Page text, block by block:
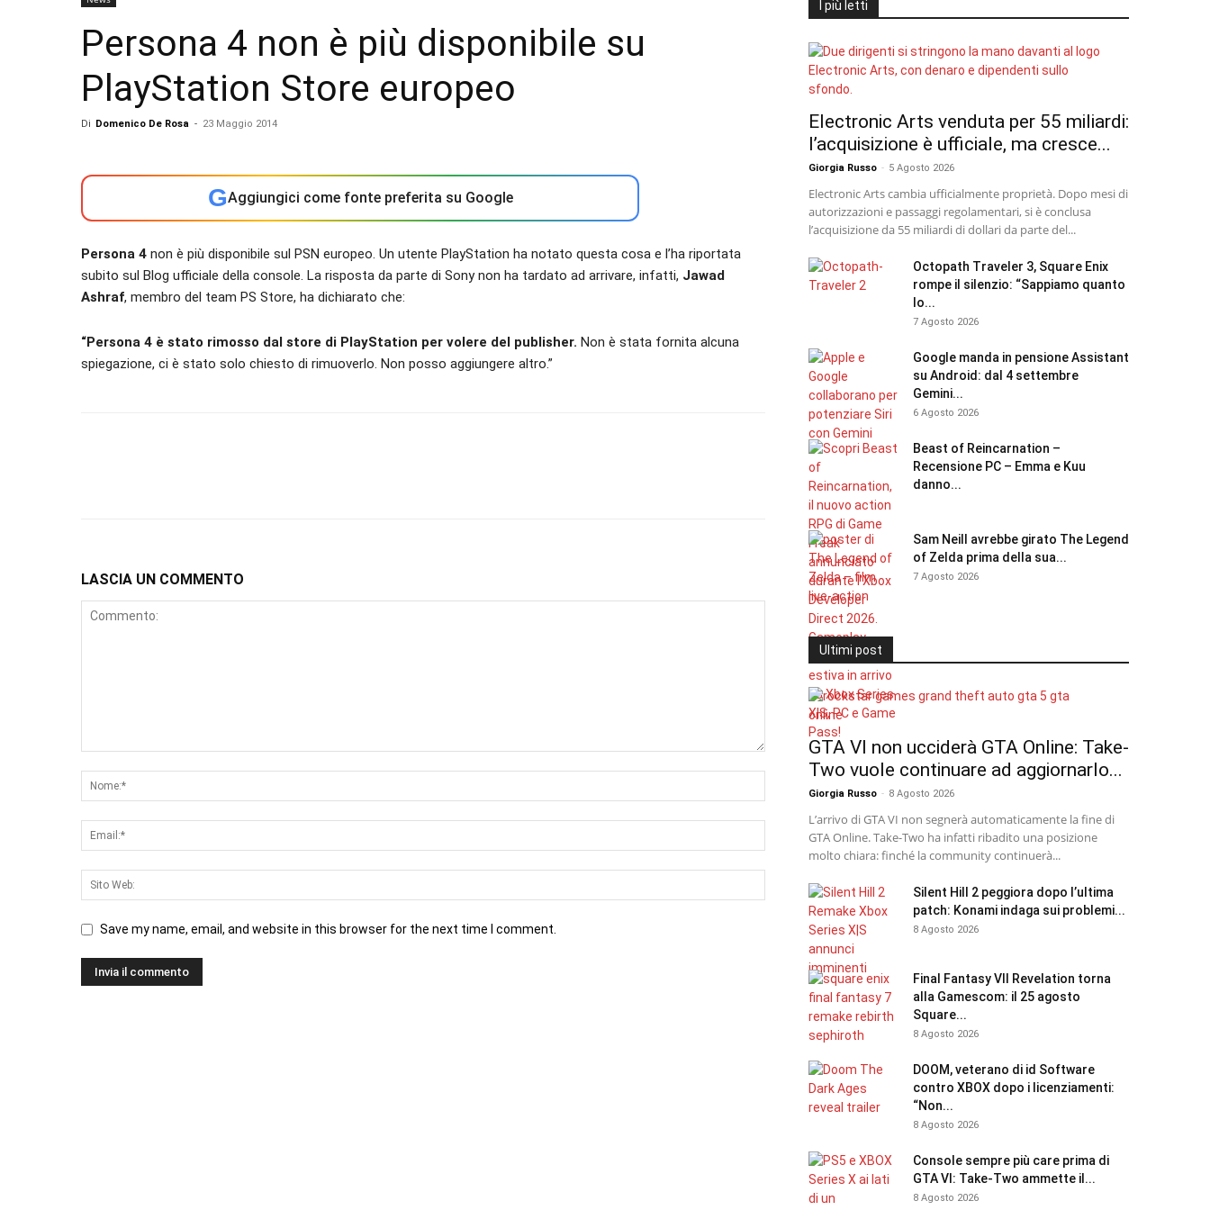
Persona 4 non è più disponibile su
PlayStation Store europeo
Di Domenico De Rosa - 23 Maggio 2014
GAggiungici come fonte preferita su Google
Persona 4 non è più disponibile sul PSN europeo. Un utente PlayStation ha notato questa cosa e l’ha riportata
subito sul Blog ufficiale della console. La risposta da parte di Sony non ha tardato ad arrivare, infatti, Jawad
Ashraf, membro del team PS Store, ha dichiarato che:
“Persona 4 è stato rimosso dal store di PlayStation per volere del publisher. Non è stata fornita alcuna
spiegazione, ci è stato solo chiesto di rimuoverlo. Non posso aggiungere altro.”
LASCIA UN COMMENTO
Save my name, email, and website in this browser for the next time I comment.
I più letti
Electronic Arts venduta per 55 miliardi:
l’acquisizione è ufficiale, ma cresce...
Giorgia Russo - 5 Agosto 2026
Electronic Arts cambia ufficialmente proprietà. Dopo mesi di
autorizzazioni e passaggi regolamentari, si è conclusa
l’acquisizione da 55 miliardi di dollari da parte del...
Octopath Traveler 3, Square Enix
rompe il silenzio: “Sappiamo quanto
lo...
7 Agosto 2026
Google manda in pensione Assistant
su Android: dal 4 settembre
Gemini...
6 Agosto 2026
Beast of Reincarnation –
Recensione PC – Emma e Kuu
danno...
Sam Neill avrebbe girato The Legend
of Zelda prima della sua...
7 Agosto 2026
Ultimi post
GTA VI non ucciderà GTA Online: Take-
Two vuole continuare ad aggiornarlo...
Giorgia Russo - 8 Agosto 2026
L’arrivo di GTA VI non segnerà automaticamente la fine di
GTA Online. Take-Two ha infatti ribadito una posizione
molto chiara: finché la community continuerà...
Silent Hill 2 peggiora dopo l’ultima
patch: Konami indaga sui problemi...
8 Agosto 2026
Final Fantasy VII Revelation torna
alla Gamescom: il 25 agosto
Square...
8 Agosto 2026
DOOM, veterano di id Software
contro XBOX dopo i licenziamenti:
“Non...
8 Agosto 2026
Console sempre più care prima di
GTA VI: Take-Two ammette il...
8 Agosto 2026